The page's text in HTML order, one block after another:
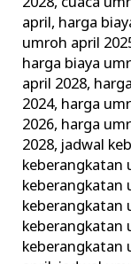
april, harga
umroh april
harga biaya
april 2028,
2024, harga
2026, harga
2028, jadwal
keberangkatan
keberangkatan
keberangkatan
keberangkatan
keberangkatan